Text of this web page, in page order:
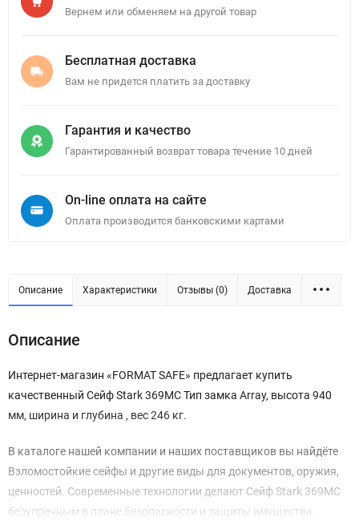
Вернем или обменяем на другой товар
Бесплатная доставка
Вам не придется платить за доставку
Гарантия и качество
Гарантированный возврат товара течение 10 дней
On-line оплата на сайте
Оплата производится банковскими картами
Описание Характеристики Отзывы (0) Доставка
Описание
Интернет-магазин «FORMAT SAFE» предлагает купить
качественный Сейф Stark 369MC Тип замка Array, высота 940
мм, ширина и глубина , вес 246 кг.
В каталоге нашей компании и наших поставщиков вы найдёте
Взломостойкие сейфы и другие виды для документов, оружия,
ценностей. Современные технологии делают Сейф Stark 369MC
безупречным в плане безопасности и защиты имущества.